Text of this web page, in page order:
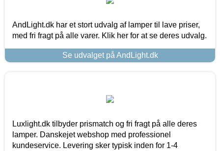
AndLight.dk har et stort udvalg af lamper til lave priser,
med fri fragt på alle varer. Klik her for at se deres udvalg.
Se udvalget på AndLight.dk
Luxlight.dk tilbyder prismatch og fri fragt på alle deres
lamper. Danskejet webshop med professionel
kundeservice. Levering sker typisk inden for 1-4